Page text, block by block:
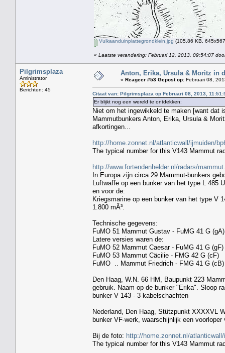
Vulkaanduinplattegrondklein.jpg (105.86 KB,
« Laatste verandering: Februari 12, 2013, 09:54:07
Pilgrimsplaza
Aministrator
Berichten: 45
Anton, Erika, Ursula & Moritz in
« Reageer #53 Gepost op: Februari 08,
Citaat van: Pilgrimsplaza op Februari 08, 2013,
Er blijkt nog een wereld te ontdekken:
Niet om het ingewikkeld te maken [want dat
Mammutbunkers Anton, Erika, Ursula &
afkortingen...
http://home.zonnet.nl/atlanticwall/ijmuiden/
The typical number for this V143 Mammut
http://www.fortendenhelder.nl/radars/
In Europa zijn circa 29 Mammut-bunkers
Luftwaffe op een bunker van het type L 485
en voor de:
Kriegsmarine op een bunker van het type V
1.800 mÂ³.
Technische gegevens:
FuMO 51 Mammut Gustav - FuMG 41 G (gA)
Latere versies waren de:
FuMO 52 Mammut Caesar - FuMG 41 G (gF)
FuMO 53 Mammut Cäcilie - FMG 42 G (cF)
FuMO .. Mammut Friedrich - FMG 41 G (cB)
Den Haag, W.N. 66 HM, Baupunkt 223
gebruik. Naam op de bunker "Erika". Sloop
bunker V 143 - 3 kabelschachten
Nederland, Den Haag, Stützpunkt XXXXVL
bunker VF-werk, waarschijnlijk een
Bij de foto: http://home.zonnet.nl/
The typical number for this V143 Mammut